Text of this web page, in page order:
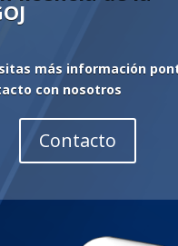
más información
con nosotros
Contacto